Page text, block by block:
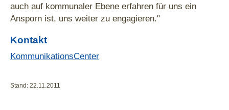
auch auf kommunaler Ebene erfahren für uns ein
Ansporn ist, uns weiter zu engagieren."
Kontakt
KommunikationsCenter
Stand: 22.11.2011